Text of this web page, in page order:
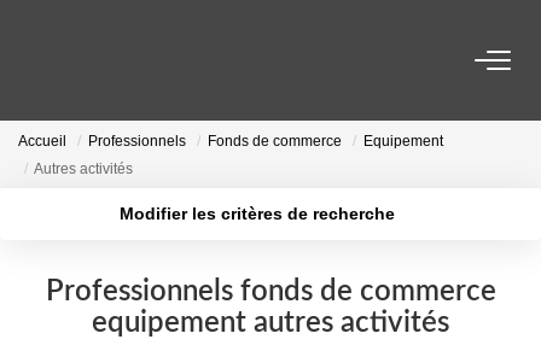
VENTES
NOS AGENCES
Accueil Professionnels Fonds de commerce
Equipement
Autres activités
Modifier les critères de recherche
Type de bien
Budget max Plus de critères
Professionnels fonds de commerce
equipement autres activités